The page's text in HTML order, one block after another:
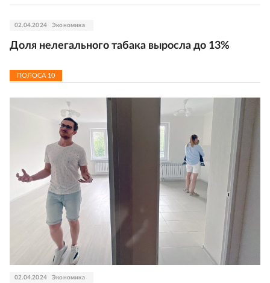
02.04.2024 Экономика
Доля нелегального табака выросла до 13%
ПОЛОСА 10
02.04.2024 Экономика